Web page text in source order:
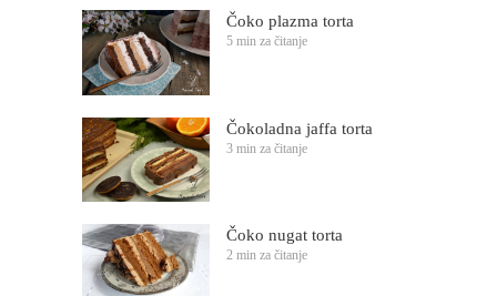
Čoko plazma torta
5 min za čitanje
Čokoladna jaffa torta
3 min za čitanje
Čoko nugat torta
2 min za čitanje